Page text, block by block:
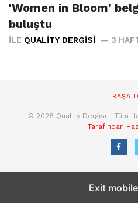
'Women in Bloom'
buluştu
İLE QUALITY DERGISI 3
BAŞA
© 2026 Quality Dergisi - Tüm
Tarafından
Exit